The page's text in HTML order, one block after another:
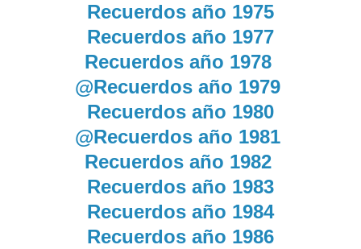
Recuerdos año 1975
Recuerdos año 1977
Recuerdos año 1978
@Recuerdos año 1979
Recuerdos año 1980
@Recuerdos año 1981
Recuerdos año 1982
Recuerdos año 1983
Recuerdos año 1984
Recuerdos año 1986